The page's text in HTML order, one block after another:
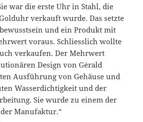
war die erste Uhr in Stahl, die
verkauft wurde. Das setzte
und ein Produkt mit
voraus. Schliesslich wollte
verkaufen. Der Mehrwert
Design von Gérald
Ausführung von Gehäuse und
Wasserdichtigkeit und der
Sie wurde zu einem der
Manufaktur.“